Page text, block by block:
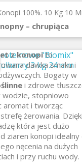
100%. 10 Kg 10
– chrupiąca
z konopito
dawka smaku i
Bogaty w
i zdrowe
wodzie, stopniowo
aromat i tworząc
żerowania.
która jest dużo
ziaren konopi idealny
nęcenia na dużych
i przy ruchu wody.